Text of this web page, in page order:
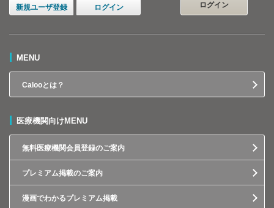
新規ユーザ登録 ログイン
ログイン
MENU
Calooとは？
医療機関向けMENU
無料医療機関会員登録のご案内
プレミアム掲載のご案内
漫画でわかるプレミアム掲載